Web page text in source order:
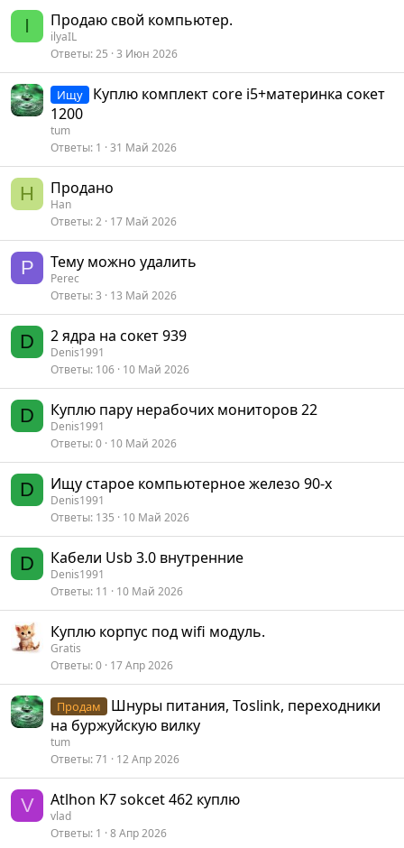
I Продаю свой компьютер.
ilyaIL
Ответы 25 3 Июн 2026
Ищу
Куплю комплект core i5+материнка сокет
1200
tum
Ответы 1 31 Май 2026
H Продано
Han
Ответы 2 17 Май 2026
P Тему можно удалить
Perec
Ответы 3 13 Май 2026
D 2 ядра на сокет 939
Denis1991
Ответы 106 10 Май 2026
D Куплю пару нерабочих мониторов 22
Denis1991
Ответы 0 10 Май 2026
D Ищу старое компьютерное железо 90-х
Denis1991
Ответы 135 10 Май 2026
D Кабели Usb 3.0 внутренние
Denis1991
Ответы 11 10 Май 2026
Куплю корпус под wifi модуль.
Gratis
Ответы 0 17 Апр 2026
Продам
Шнуры питания, Toslink, переходники
на буржуйскую вилку
tum
Ответы 71 12 Апр 2026
V Atlhon K7 sokcet 462 куплю
vlad
Ответы 1 8 Апр 2026